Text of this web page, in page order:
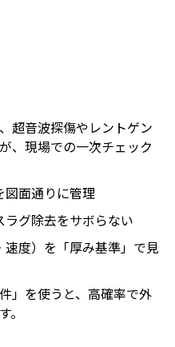
超音波探傷やレントゲン
、現場での一次チェック
図面通りに管理
グ除去をサボらない
度）を「厚み基準」で見
」を使うと、高確率で外